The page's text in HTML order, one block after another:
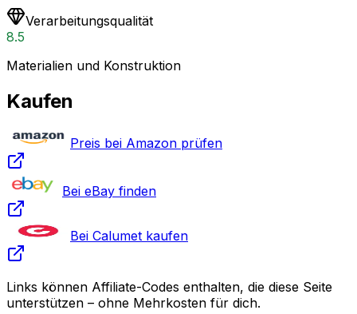
Verarbeitungsqualität
8.5
Materialien und Konstruktion
Kaufen
Preis bei Amazon prüfen
Bei eBay finden
Bei Calumet kaufen
Links können Affiliate-Codes enthalten, die diese Seite
unterstützen – ohne Mehrkosten für dich.